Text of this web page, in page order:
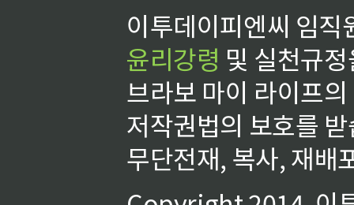
이투데이피엔씨 임
윤리강령 및 실천규
브라보 마이 라이프
저작권법의 보호를
무단전재, 복사, 재배